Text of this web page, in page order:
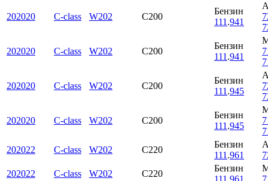
202020 C-class W202 C200
Бензин
111 .941
202020 C-class W202 C200
Бензин
111 .941
202020 C-class W202 C200
Бензин
111 .945
202020 C-class W202 C200
Бензин
111 .945
202022
C-class W202 C220
Бензин
111 .961
202022
C-class W202 C220
Бензин
111 961